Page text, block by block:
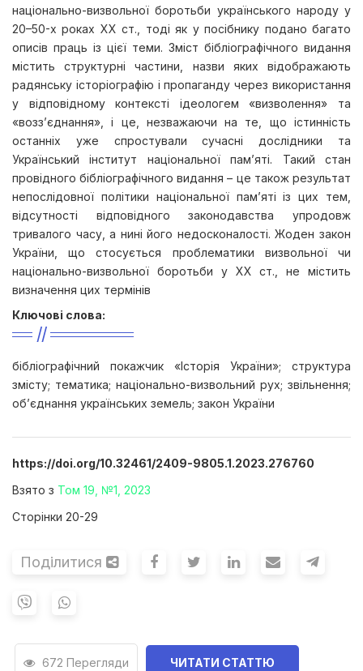
національно-визвольної боротьби українського народу у
20–50-х роках ХХ ст., тоді як у посібнику подано багато
описів праць із цієї теми. Зміст бібліографічного видання
містить структурні частини, назви яких відображають
радянську історіографію і пропаганду через використання
у відповідному контексті ідеологем «визволення» та
«возз’єднання», і це, незважаючи на те, що істинність
останніх уже спростували сучасні дослідники та
Український інститут національної пам’яті. Такий стан
провідного бібліографічного видання – це також результат
непослідовної політики національної пам’яті із цих тем,
відсутності відповідного законодавства упродовж
тривалого часу, а нині його недосконалості. Жоден закон
України, що стосується проблематики визвольної чи
національно-визвольної боротьби у ХХ ст., не містить
визначення цих термінів
Ключові слова:
бібліографічний покажчик «Історія України»; структура
змісту; тематика; національно-визвольний рух; звільнення;
об’єднання українських земель; закон України
https://doi.org/10.32461/2409-9805.1.2023.276760
Взято з Том 19, №1, 2023
Сторінки 20-29
Поділитися
672 Перегляди ЧИТАТИ СТАТТЮ